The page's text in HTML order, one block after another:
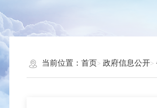
当前位置： 首页 政府信息公开